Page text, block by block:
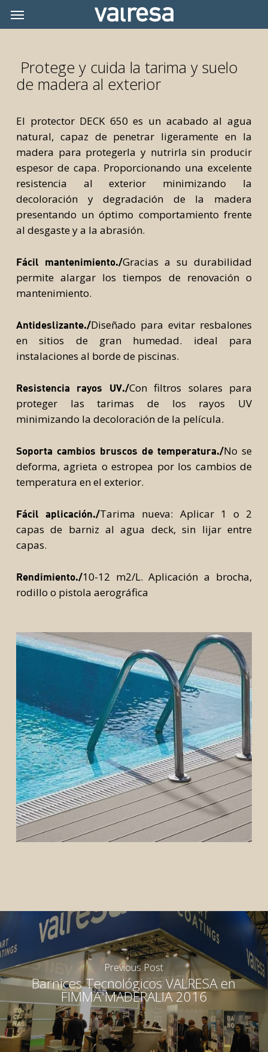
Menu
Protege y cuida la tarima y suelo
de madera al exterior
El protector DECK 650 es un acabado al agua
natural, capaz de penetrar ligeramente en la
madera para protegerla y nutrirla sin producir
espesor de capa. Proporcionando una excelente
resistencia al exterior minimizando la
decoloración y degradación de la madera
presentando un óptimo comportamiento frente
al desgaste y a la abrasión.
Fácil mantenimiento./Gracias a su durabilidad
permite alargar los tiempos de renovación o
mantenimiento.
Antideslizante./Diseñado para evitar resbalones
en sitios de gran humedad. ideal para
instalaciones al borde de piscinas.
Resistencia rayos UV./Con filtros solares para
proteger las tarimas de los rayos UV
minimizando la decoloración de la película.
Soporta cambios bruscos de temperatura./No se
deforma, agrieta o estropea por los cambios de
temperatura en el exterior.
Fácil aplicación./Tarima nueva: Aplicar 1 o 2
capas de barniz al agua deck, sin lijar entre
capas.
Rendimiento./10-12 m2/L. Aplicación a brocha,
rodillo o pistola aerográfica
Previous Post
Barnices Tecnológicos VALRESA en
FIMMA MADERALIA 2016